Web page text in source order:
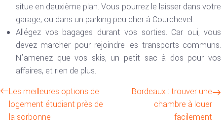
situe en deuxième plan. Vous pourrez le laisser dans votre
garage, ou dans un parking peu cher à Courchevel.
Allégez vos bagages durant vos sorties. Car oui, vous
devez marcher pour rejoindre les transports communs.
N’amenez que vos skis, un petit sac à dos pour vos
affaires, et rien de plus.
Les meilleures options de
logement étudiant près de
la sorbonne
Bordeaux : trouver une
chambre à louer
facilement